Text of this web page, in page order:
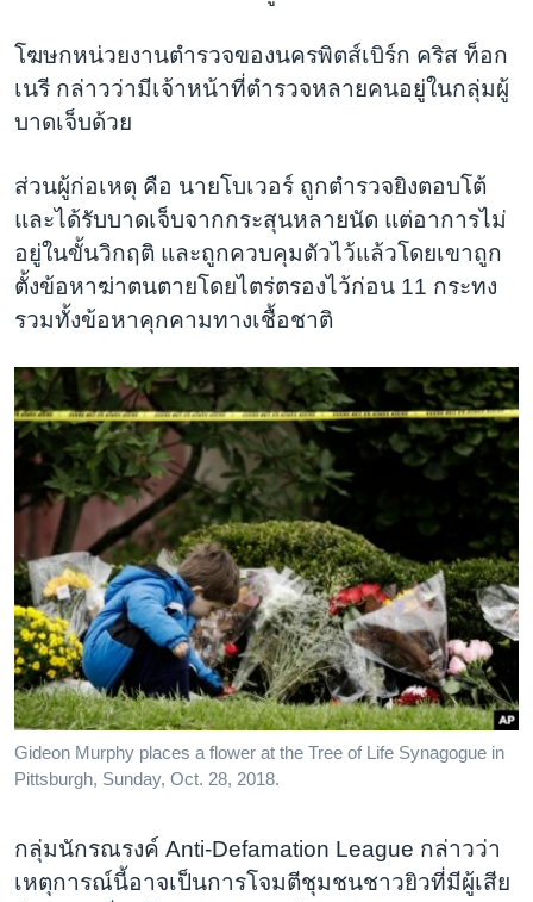
โฆษกหน่วยงานตำรวจของนครพิตส์เบิร์ก คริส ท็อก
เนรี กล่าวว่ามีเจ้าหน้าที่ตำรวจหลายคนอยู่ในกลุ่มผู้
บาดเจ็บด้วย
ส่วนผู้ก่อเหตุ คือ นายโบเวอร์ ถูกตำรวจยิงตอบโต้
และได้รับบาดเจ็บจากกระสุนหลายนัด แต่อาการไม่
อยู่ในขั้นวิกฤติ และถูกควบคุมตัวไว้แล้ว​โดยเขาถูก
ตั้งข้อหาฆ่าตนตายโดยไตร่ตรองไว้ก่อน 11 กระทง
รวมทั้งข้อหาคุกคามทางเชื้อชาติ
Gideon Murphy places a flower at the Tree of Life Synagogue in
Pittsburgh, Sunday, Oct. 28, 2018.
กลุ่มนักรณรงค์ Anti-Defamation League กล่าวว่า
เหตุการณ์นี้อาจเป็นการโจมตีชุมชนชาวยิวที่มีผู้เสีย